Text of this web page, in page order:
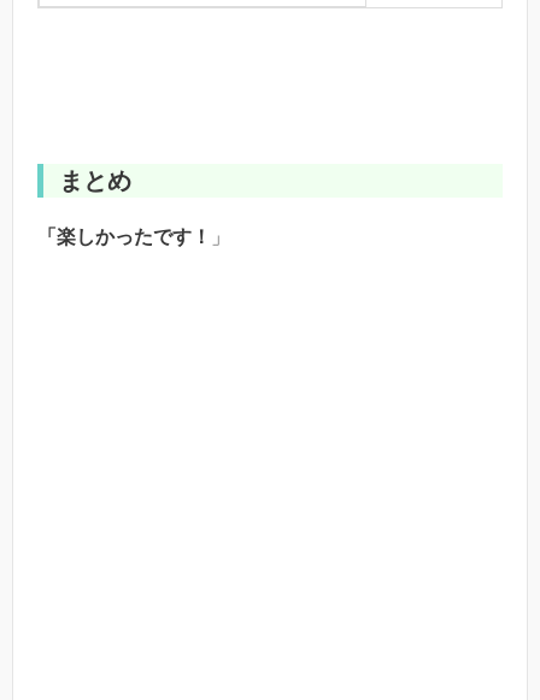
まとめ
「楽しかったです！ 」